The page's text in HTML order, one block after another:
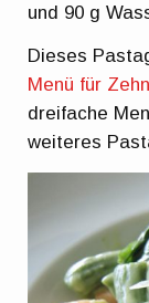
und 90 g
Dieses
Menü für Zehn
dreifache
weiteres